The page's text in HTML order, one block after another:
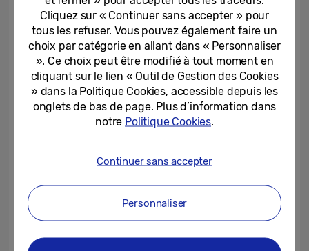
apprendre aux enfants à analyser, vérifier
et sélectionner des informations
pertinentes, ou identifier des sources
fiables :
Sam, deux enfants qui préparent un
perdus face aux réponses obtenues.
Cliquez sur « Continuer sans accepter » pour
tous les refuser. Vous pouvez également faire un
choix par catégorie en allant dans « Personnaliser
». Ce choix peut être modifié à tout moment en
cliquant sur le lien « Outil de Gestion des Cookies
» dans la Politique Cookies, accessible depuis les
onglets de bas de page. Plus d’information dans
notre Politique Cookies.
Continuer sans accepter
Personnaliser